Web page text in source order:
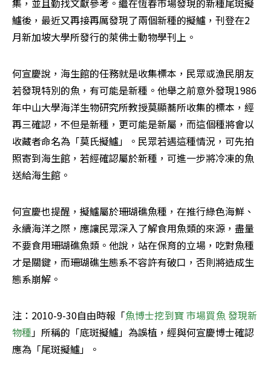
集，並且勤找文獻參考。繼在恆春市場發現的新種尾斑擬
鱸後，最近又再接再厲發現了兩個新種的擬鱸，刊登在2
月新加坡大學所發行的萊佛士動物學刊上。
何宣慶說，海生館的任務就是收集標本，民眾或漁民朋友
若發現特別的魚，有可能是新種。他舉之前意外發現1986
年中山大學海洋生物研究所教授莫顯蕎所收集的標本，經
再三確認，不但是新種，更可能是新屬，而這個種將會以
收藏者命名為「莫氏擬鱸」。民眾若遇這種情況，可先拍
照寄到海生館，若經確認屬於新種，可進一步將冷凍的魚
送給海生館。
何宣慶也提醒，擬鱸屬於珊瑚礁魚種，在推行綠色海鮮、
永續海洋之際，應讓民眾深入了解食用魚類的來源，盡量
不要食用珊瑚礁魚類。他說，站在保育的立場，吃對魚種
才是關鍵，而珊瑚礁生態系不容許有破口，否則將造成生
態系崩解。
注：2010-9-30自由時報「魚博士挖到寶 市場買魚 發現新
物種」所稱的「底斑擬鱸」為誤植，經與何宣慶博士確認
應為「尾斑擬鱸」。